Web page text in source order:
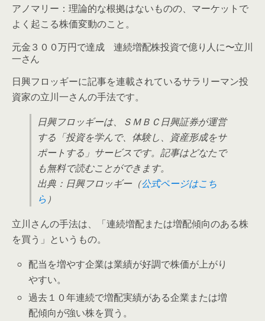
アノマリー：理論的な根拠はないものの、マーケットで
よく起こる株価変動のこと。
元金３００万円で達成 連続増配株投資で億り人に〜立川
一さん
日興フロッギーに記事を連載されているサラリーマン投
資家の立川一さんの手法です。
日興フロッギーは、ＳＭＢＣ日興証券が運営
する「投資を学んで、体験し、資産形成をサ
ポートする」サービスです。記事はどなたで
も無料で読むことができます。
出典：日興フロッギー（公式ページはこち
ら ）
立川さんの手法は、「連続増配または増配傾向のある株
を買う」 というもの。
配当を増やす企業は業績が好調で株価が上がり
やすい。
過去１０年連続で増配実績がある企業または増
配傾向が強い株を買う。